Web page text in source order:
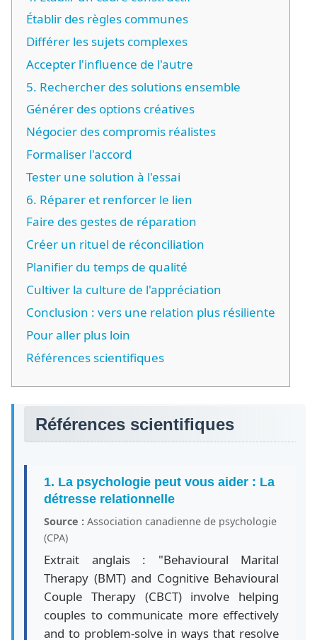
Établir des règles communes
Différer les sujets complexes
Accepter l'influence de l'autre
5. Rechercher des solutions ensemble
Générer des options créatives
Négocier des compromis réalistes
Formaliser l'accord
Tester une solution à l'essai
6. Réparer et renforcer le lien
Faire des gestes de réparation
Créer un rituel de réconciliation
Planifier du temps de qualité
Cultiver la culture de l'appréciation
Conclusion : vers une relation plus résiliente
Pour aller plus loin
Références scientifiques
Références scientifiques
1. La psychologie peut vous aider : La
détresse relationnelle
Source : Association canadienne de psychologie
(CPA)
Extrait anglais : "Behavioural Marital
Therapy (BMT) and Cognitive Behavioural
Couple Therapy (CBCT) involve helping
couples to communicate more effectively
and to problem-solve in ways that resolve